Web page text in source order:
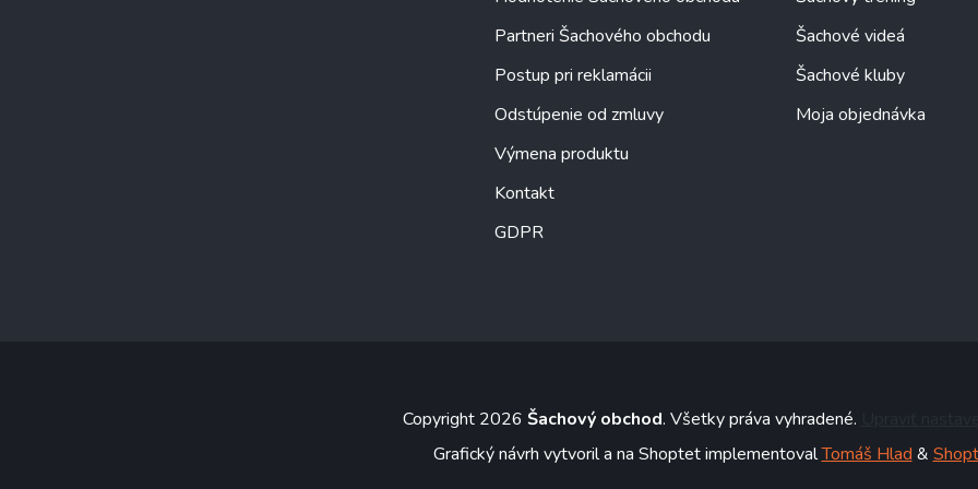
Partneri Šachového obchodu
Postup pri reklamácii
Odstúpenie od zmluvy
Výmena produktu
Kontakt
GDPR
Šachové videá
Šachové kluby
Moja objednávka
Copyright 2026 Šachový obchod. Všetky práva vyhradené.
Grafický návrh vytvoril a na Shoptet implementovalTomáš Hlad &